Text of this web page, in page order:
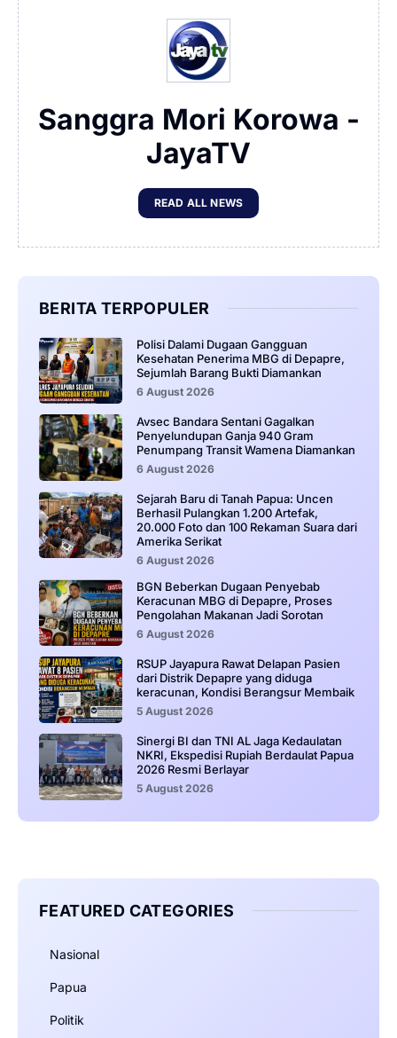
Sanggra Mori Korowa -
JayaTV
READ ALL NEWS
BERITA TERPOPULER
‎Polisi Dalami Dugaan Gangguan
Kesehatan Penerima MBG di Depapre,
Sejumlah Barang Bukti Diamankan
6 August 2026
Avsec Bandara Sentani Gagalkan
Penyelundupan Ganja 940 Gram
Penumpang Transit Wamena Diamankan
6 August 2026
Sejarah Baru di Tanah Papua: Uncen
Berhasil Pulangkan 1.200 Artefak,
20.000 Foto dan 100 Rekaman Suara dari
Amerika Serikat
6 August 2026
BGN Beberkan Dugaan Penyebab
Keracunan MBG di Depapre, Proses
Pengolahan Makanan Jadi Sorotan
6 August 2026
RSUP Jayapura Rawat Delapan Pasien
dari Distrik Depapre yang diduga
keracunan, Kondisi Berangsur Membaik
5 August 2026
Sinergi BI dan TNI AL Jaga Kedaulatan
NKRI, Ekspedisi Rupiah Berdaulat Papua
2026 Resmi Berlayar
5 August 2026
FEATURED CATEGORIES
Nasional
Papua
Politik